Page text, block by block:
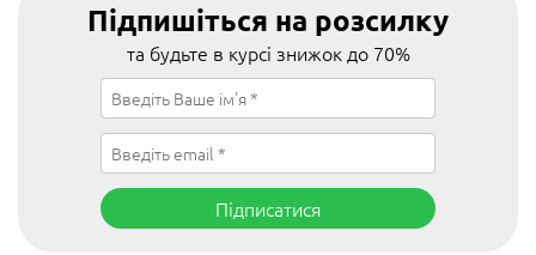
Підпишіться на розсилку
та будьте в курсі знижок до 70%
Підписатися